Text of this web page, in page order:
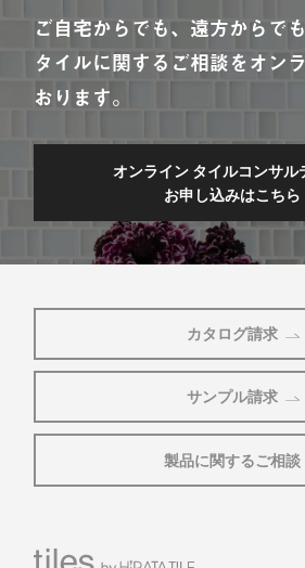
ご自宅からでも、遠方からでも
タイルに関するご相談をオン
おります。
オンライン タイルコンサル
お申し込みはこちら
カタログ請求
サンプル請求
製品に関するご相談